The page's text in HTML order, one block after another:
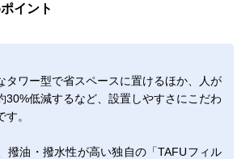
イント
タワー型で省スペースに置けるほか、人が
30%低減するなど、設置しやすさにこだわ
。
撥油・撥水性が高い独自の「TAFUフィル